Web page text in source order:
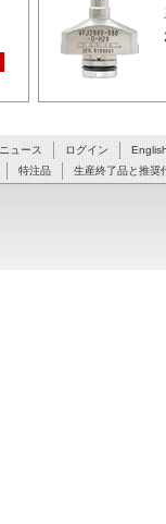
ニュース ログイン
特注品 生産終了品と推奨